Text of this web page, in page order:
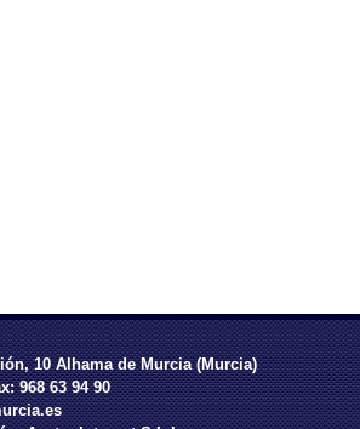
10 Alhama de Murcia (Murcia)
968 63 94 90